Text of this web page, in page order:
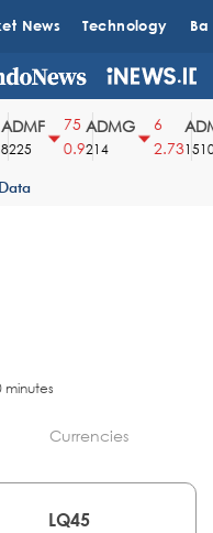
News Technology
ADMF
75
0.9
ADMG
214
2.731510
Currencies
LQ45